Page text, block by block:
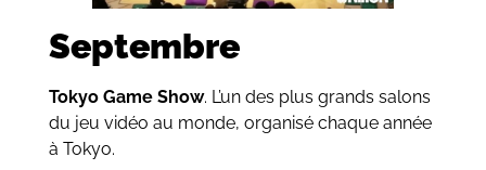
Septembre
Tokyo Game Show. L’un des plus grands salons
du jeu vidéo au monde, organisé chaque année
à Tokyo.